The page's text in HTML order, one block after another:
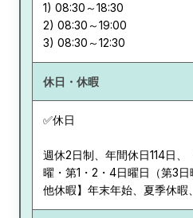
1) 08:30～18:30
2) 08:30～19:00
休日・休暇
✅休日
週休2日制、年間休日114日
曜・第1・2・4日曜日（第3
他休暇】年末年始、夏季休暇